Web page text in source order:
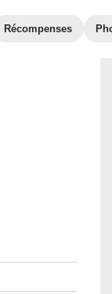
Récompenses